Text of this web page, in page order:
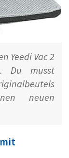
Yeedi Vac 2
Du musst
neuen